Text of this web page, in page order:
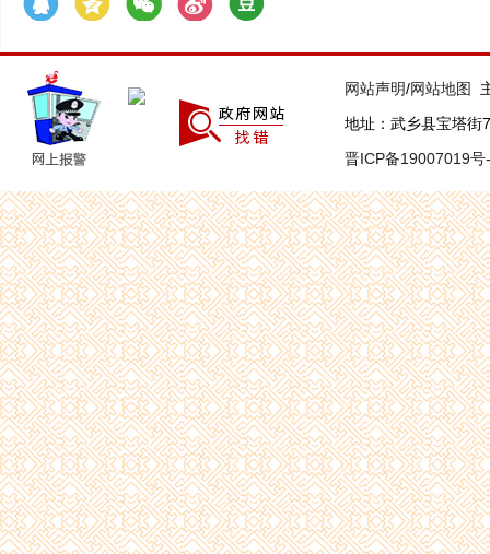
网站声明/网站地图
地址：武乡县宝塔
晋ICP备19007019号